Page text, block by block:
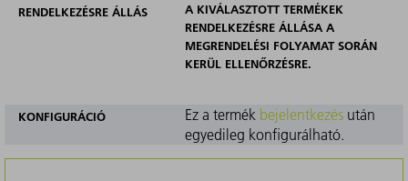
RENDELKEZÉSRE ÁLLÁS
A KIVÁLASZTOTT TERMÉKEK
RENDELKEZÉSRE ÁLLÁSA A
MEGRENDELÉSI FOLYAMAT SORÁN
KERÜL ELLENŐRZÉSRE.
KONFIGURÁCIÓ Ez a termék bejelentkezésután
egyedileg konfigurálható.